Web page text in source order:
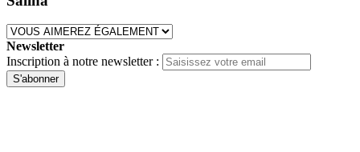
Newsletter
Inscription à notre newsletter :
S'abonner